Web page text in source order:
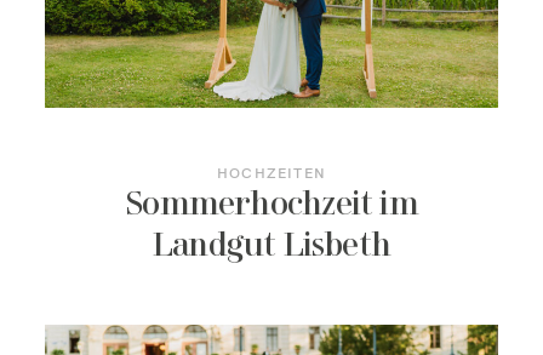
HOCHZEITEN
Sommerhochzeit im
Landgut Lisbeth